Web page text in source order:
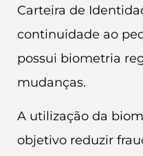
Carteira de
continuidade ao
possui biometria
mudanças.
A utilização da
objetivo reduzir